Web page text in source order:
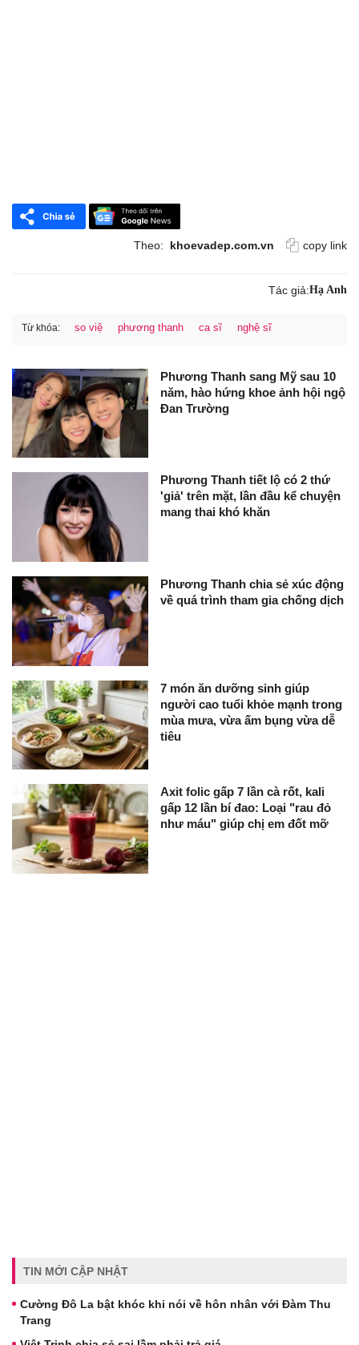
Theo: khoevadep.com.vn copy link
Tác giả:Hạ Anh
Từ khóa: so việ phương thanh ca sĩ nghệ sĩ
Phương Thanh sang Mỹ sau 10
năm, hào hứng khoe ảnh hội ngộ
Đan Trường
Phương Thanh tiết lộ có 2 thứ
'giả' trên mặt, lần đầu kể chuyện
mang thai khó khăn
Phương Thanh chia sẻ xúc động
về quá trình tham gia chống dịch
7 món ăn dưỡng sinh giúp
người cao tuổi khỏe mạnh trong
mùa mưa, vừa ấm bụng vừa dễ
tiêu
Axit folic gấp 7 lần cà rốt, kali
gấp 12 lần bí đao: Loại "rau đỏ
như máu" giúp chị em đốt mỡ
TIN MỚI CẬP NHẬT
Cường Đô La bật khóc khi nói về hôn nhân với Đàm Thu
Trang